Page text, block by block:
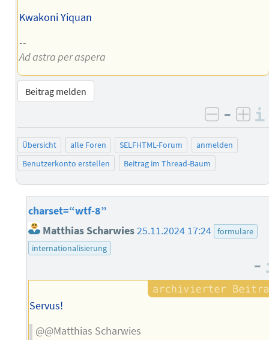
Kwakoni Yiquan
--
Ad astra per aspera
Beitrag melden
negativ
–
Übersicht alle Foren SELFHTML-Forum
anmelden
Benutzerkonto erstellen
Beitrag im Thread-Baum
charset=“wtf-8”
Matthias Scharwies25.11.2024 17:24 formulare
internationalisierung
–
Servus!
@@Matthias Scharwies